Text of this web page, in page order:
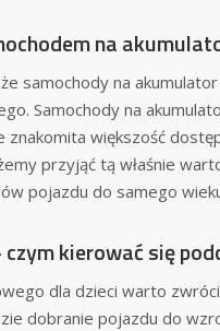
na
samochody na
Samochody na
znakomita większość
przyjąć tą właśnie
pojazdu do samego
kierować się
dla dzieci warto
dobranie pojazdu do